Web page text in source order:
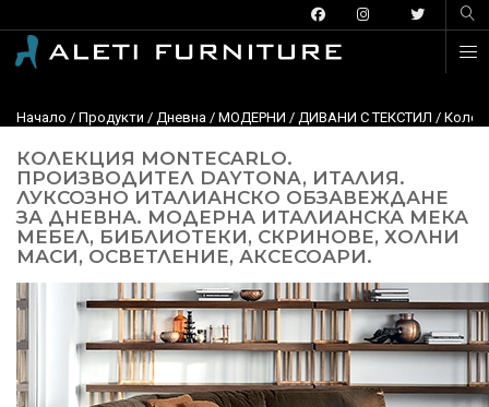
Начало / Продукти / Дневна / МОДЕРНИ / ДИВАНИ С ТЕКСТИЛ /
КОЛЕКЦИЯ MONTECARLO.
ПРОИЗВОДИТЕЛ DAYTONA, ИТАЛИЯ.
ЛУКСОЗНО ИТАЛИАНСКО ОБЗАВЕЖДАНЕ
ЗА ДНЕВНА. МОДЕРНА ИТАЛИАНСКА МЕКА
МЕБЕЛ, БИБЛИОТЕКИ, СКРИНОВЕ, ХОЛНИ
МАСИ, ОСВЕТЛЕНИЕ, АКСЕСОАРИ.